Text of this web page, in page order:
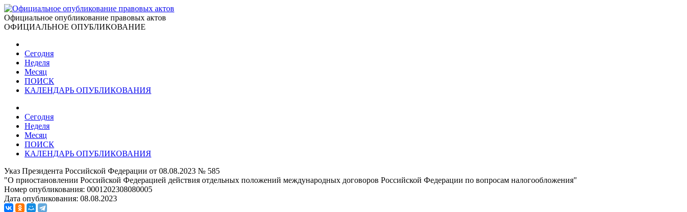
Официальное опубликование правовых актов
ОФИЦИАЛЬНОЕ ОПУБЛИКОВАНИЕ
Сегодня
Неделя
Месяц
ПОИСК
КАЛЕНДАРЬ ОПУБЛИКОВАНИЯ
Сегодня
Неделя
Месяц
ПОИСК
КАЛЕНДАРЬ ОПУБЛИКОВАНИЯ
Указ Президента Российской Федерации от 08.08.2023 № 585
"О приостановлении Российской Федерацией действия отдельных положений международных договоров Российской Федерации по вопросам налогообложения"
Номер опубликования: 0001202308080005
Дата опубликования: 08.08.2023